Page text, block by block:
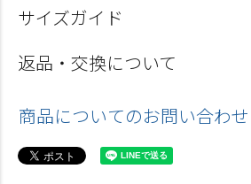
サイズガイド
返品・交換について
商品についてのお問い合わせ